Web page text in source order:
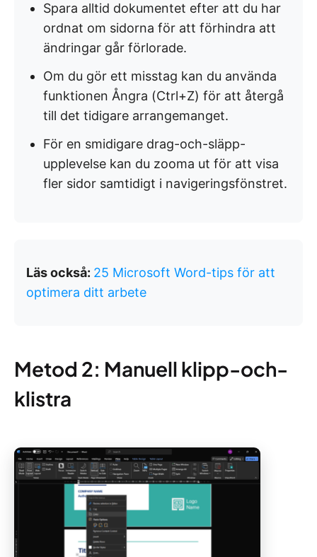
Spara alltid dokumentet efter att du har
ordnat om sidorna för att förhindra att
ändringar går förlorade.
Om du gör ett misstag kan du använda
funktionen Ångra (Ctrl+Z) för att återgå
till det tidigare arrangemanget.
För en smidigare drag-och-släpp-
upplevelse kan du zooma ut för att visa
fler sidor samtidigt i navigeringsfönstret.
Läs också: 25 Microsoft Word-tips för att
optimera ditt arbete
Metod 2: Manuell klipp-och-
klistra